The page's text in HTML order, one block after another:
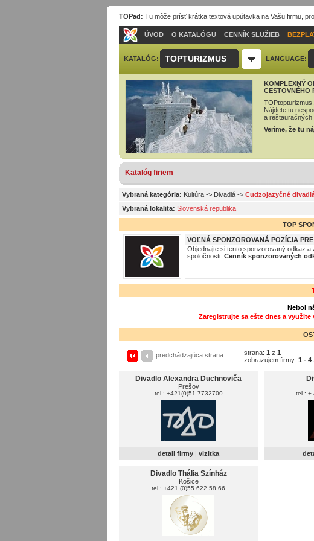
TOPad: Tu môže prísť krátka textová upútavka na Vašu firmu,
ÚVOD O KATALÓGU CENNÍK SLUŽIEB
KATALÓG: TOPTURIZMUS LANGUAGE:
KOMPLEXNÝ
CESTOVNÉHO
Nájdete tu
a reštauračných
Veríme, že tu
Katalóg firiem
Vybraná kategória: Kultúra -> Divadlá -> Cudzojazyčné
Vybraná lokalita: Slovenská republika
TOP
VOĽNÁ SPONZOROVANÁ POZÍCIA
Objednajte si tento sponzorovaný odkaz
spoločnosti. Cenník sponzorovaných
Nebol
Zaregistrujte sa ešte dnes a
predchádzajúca strana strana: 1 z 1
zobrazujem firmy: 1 - 4
Divadlo Alexandra Duchnoviča
Prešov
tel.: +421(0)51 7732700
detail firmy | vizitka
tel.: +
Divadlo Thália Színház
Košice
tel.: +421 (0)55 622 58 66